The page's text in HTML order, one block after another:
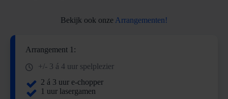
Bekijk ook onze Arrangementen!
+/- 3 á 4 uur spelplezier
Arrangement 1:
2 á 3 uur e-chopper
1 uur lasergamen